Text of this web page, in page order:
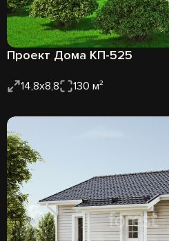
Проект Дома КП-525
14,8х8,8 130 м²